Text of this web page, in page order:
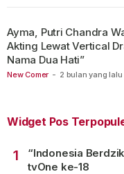
New Comer - 2 bulan yang lalu
Ayma, Putri Chandra
Akting Lewat Vertical
Nama Dua Hati”
Widget Pos
1
“Indonesia
tvOne ke-18